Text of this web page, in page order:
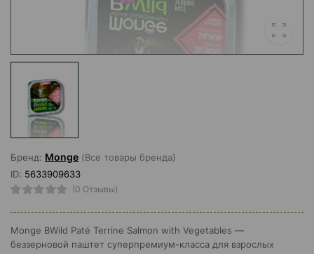
Бренд: Monge (Все товары бренда)
ID: 5633909633
(0 Отзывы)
Monge BWild Paté Terrine Salmon with Vegetables —
беззерновой паштет суперпремиум-класса для взрослых